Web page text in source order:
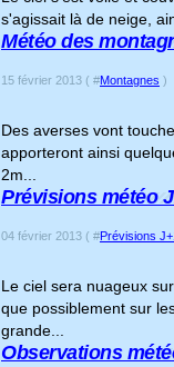
s'agissait là de neige,
Météo des
15 février 2013 ( #Montagnes )
Des averses vont
apporteront ainsi
2m...
Prévisions météo
04 février 2013 ( #Prévisions
Le ciel sera nuageux
que possiblement sur
grande...
Observations